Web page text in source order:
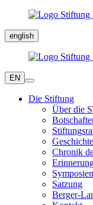
english
EN
Die Stiftung
Über die
Chronik
Satzung
Berger-